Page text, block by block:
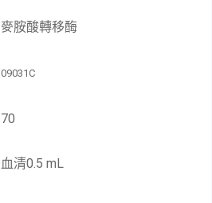
麥胺酸轉移酶
09031C
70
血清0.5 mL